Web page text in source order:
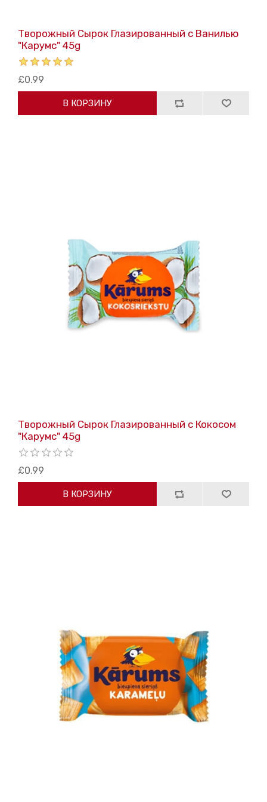
Творожный Сырок Глазированный с Ванилью
"Карумс" 45g
£0.99
В КОРЗИНУ
Творожный Сырок Глазированный с Кокосом
"Карумс" 45g
£0.99
В КОРЗИНУ